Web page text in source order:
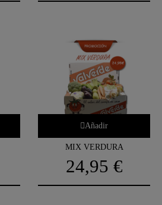
Añadir
MIX VERDURA
24,95 €